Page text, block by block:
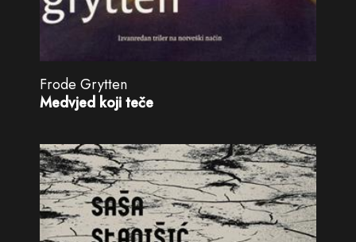
Frode Grytten
Medvjed koji teče